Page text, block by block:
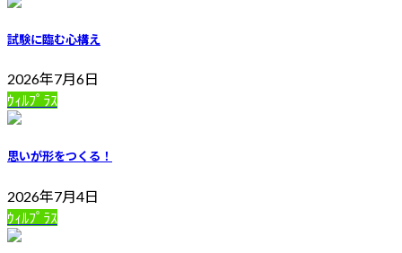
試験に臨む心構え
2026年7月6日
ｳｨﾙﾌﾟﾗｽ
思いが形をつくる！
2026年7月4日
ｳｨﾙﾌﾟﾗｽ